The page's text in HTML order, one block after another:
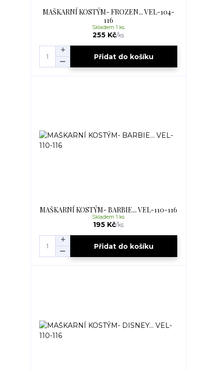
MAŠKARNÍ KOSTÝM- FROZEN... VEL-104-
116
255 Kč/ks
Skladem 1 ks
Přidat do košíku
MAŠKARNÍ KOSTÝM- BARBIE... VEL-110-116
195 Kč/ks
Skladem 1 ks
Přidat do košíku